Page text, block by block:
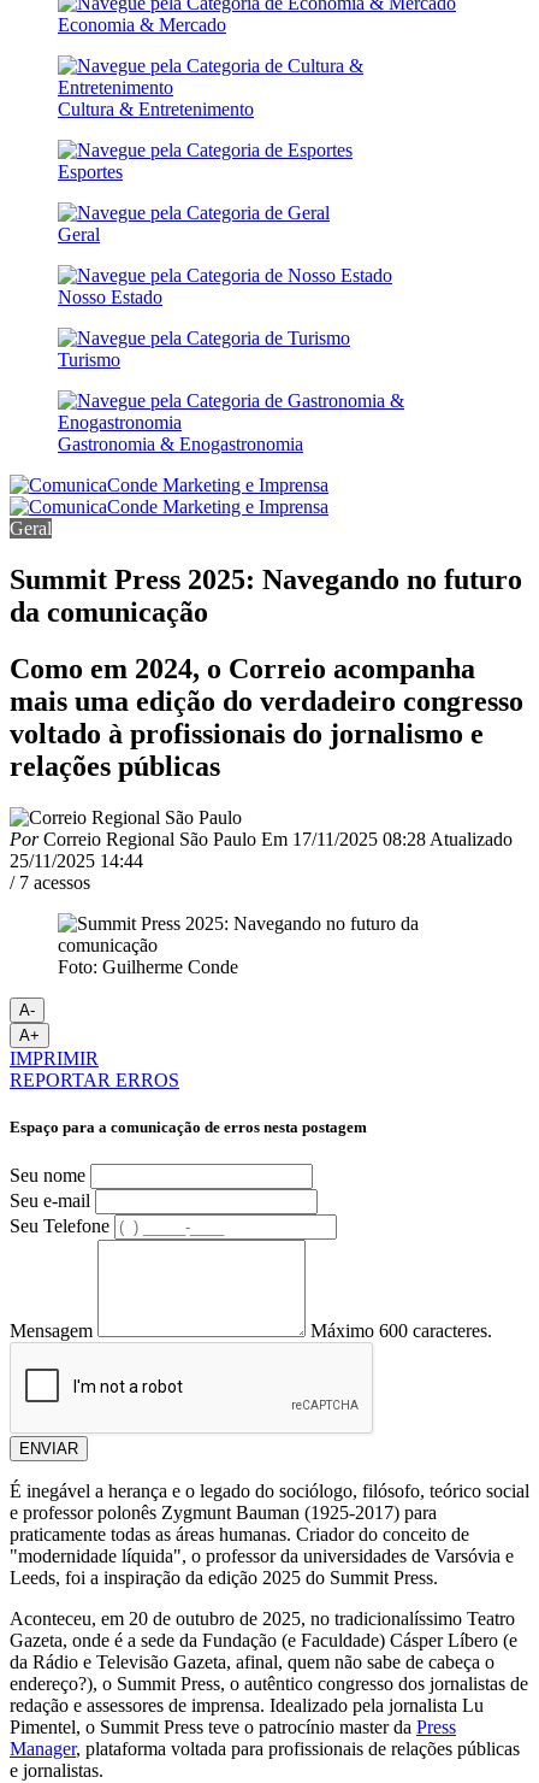
Economia & Mercado
Cultura & Entretenimento
Esportes
Geral
Nosso Estado
Turismo
Gastronomia & Enogastronomia
Geral
Summit Press 2025: Navegando no futuro
da comunicação
Como em 2024, o Correio acompanha
mais uma edição do verdadeiro congresso
voltado à profissionais do jornalismo e
relações públicas
PorCorreio Regional São Paulo Em 17/11/2025 08:28 Atualizado
25/11/2025 14:44
/ 7 acessos
Foto: Guilherme Conde
A-
A+
IMPRIMIR
REPORTAR ERROS
Espaço para a comunicação de erros nesta postagem
Seu nome
Seu e-mail
Seu Telefone
Mensagem Máximo 600 caracteres.
ENVIAR
É inegável a herança e o legado do sociólogo, filósofo, teórico social
e professor polonês Zygmunt Bauman (1925-2017) para
praticamente todas as áreas humanas. Criador do conceito de
"modernidade líquida", o professor da universidades de Varsóvia e
Leeds, foi a inspiração da edição 2025 do Summit Press.
Aconteceu, em 20 de outubro de 2025, no tradicionalíssimo Teatro
Gazeta, onde é a sede da Fundação (e Faculdade) Cásper Líbero (e
da Rádio e Televisão Gazeta, afinal, quem não sabe de cabeça o
endereço?), o Summit Press, o autêntico congresso dos jornalistas de
redação e assessores de imprensa. Idealizado pela jornalista Lu
Pimentel, o Summit Press teve o patrocínio master da Press
Manager, plataforma voltada para profissionais de relações públicas
e jornalistas.